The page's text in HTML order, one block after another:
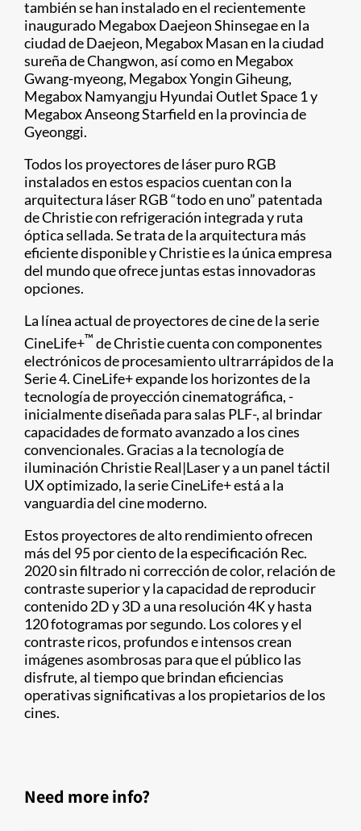
también se han instalado en el recientemente
inaugurado Megabox Daejeon Shinsegae en la
ciudad de Daejeon, Megabox Masan en la ciudad
sureña de Changwon, así como en Megabox
Gwang-myeong, Megabox Yongin Giheung,
Megabox Namyangju Hyundai Outlet Space 1 y
Megabox Anseong Starfield en la provincia de
Gyeonggi.
Todos los proyectores de láser puro RGB
instalados en estos espacios cuentan con la
arquitectura láser RGB “todo en uno” patentada
de Christie con refrigeración integrada y ruta
óptica sellada. Se trata de la arquitectura más
eficiente disponible y Christie es la única empresa
del mundo que ofrece juntas estas innovadoras
opciones.
La línea actual de proyectores de cine de la serie
CineLife+™ de Christie cuenta con componentes
electrónicos de procesamiento ultrarrápidos de la
Serie 4. CineLife+ expande los horizontes de la
tecnología de proyección cinematográfica, -
inicialmente diseñada para salas PLF-, al brindar
capacidades de formato avanzado a los cines
convencionales. Gracias a la tecnología de
iluminación Christie Real|Laser y a un panel táctil
UX optimizado, la serie CineLife+ está a la
vanguardia del cine moderno.
Estos proyectores de alto rendimiento ofrecen
más del 95 por ciento de la especificación Rec.
2020 sin filtrado ni corrección de color, relación de
contraste superior y la capacidad de reproducir
contenido 2D y 3D a una resolución 4K y hasta
120 fotogramas por segundo. Los colores y el
contraste ricos, profundos e intensos crean
imágenes asombrosas para que el público las
disfrute, al tiempo que brindan eficiencias
operativas significativas a los propietarios de los
cines.
Need more info?